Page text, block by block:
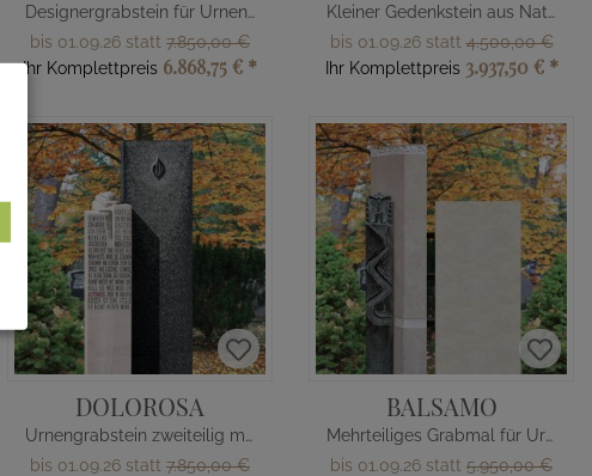
Designergrabstein für Urnengrab mit Kreuz
bis 01.09.26 statt 7.850,00 €
Ihr Komplettpreis 6.868,75 € *
Kleiner Gedenkstein aus Naturstein
bis 01.09.26 statt4.500,00 €
Ihr Komplettpreis 3.937,50 € *
DOLOROSA
Urnengrabstein zweiteilig mit Rosen Blüte
bis 01.09.26 statt 7.850,00 €
BALSAMO
Mehrteiliges Grabmal für Urnengrab
bis 01.09.26 statt 5.950,00 €